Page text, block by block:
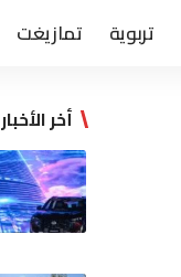
تربوية تمازيغت
أخر الأخبار